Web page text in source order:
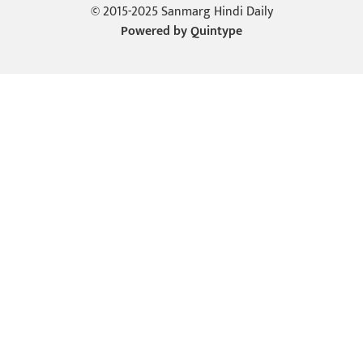
© 2015-2025 Sanmarg Hindi Daily
Powered byQuintype